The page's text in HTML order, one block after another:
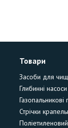
Товари
Засоби для
Глибинні насоси
Газопальникові
Стрічки
Поліетиленовий